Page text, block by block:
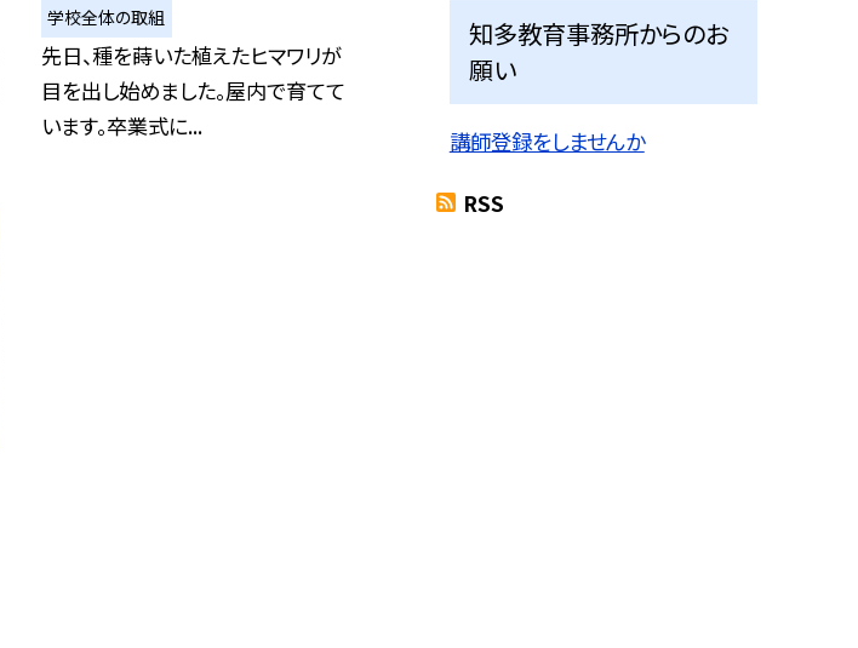
学校全体の取組
先日、種を蒔いた植えたヒマワリが
目を出し始めました。屋内で育てて
います。卒業式に...
知多教育事務所からのお
願い
講師登録をしませんか
RSS